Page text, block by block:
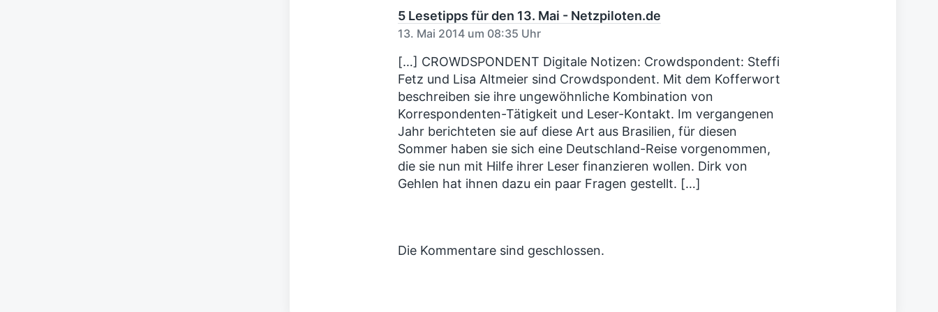
g
s
t
u
m
n
B
e
i
t
r
a
g
:
a
g
5 Lesetipps für den 13. Mai - Netzpiloten.de
13. Mai 2014 um 08:35 Uhr
[…] CROWDSPONDENT Digitale Notizen: Crowdspondent: Steffi
Fetz und Lisa Altmeier sind Crowdspondent. Mit dem Kofferwort
beschreiben sie ihre ungewöhnliche Kombination von
Korrespondenten-Tätigkeit und Leser-Kontakt. Im vergangenen
Jahr berichteten sie auf diese Art aus Brasilien, für diesen
Sommer haben sie sich eine Deutschland-Reise vorgenommen,
die sie nun mit Hilfe ihrer Leser finanzieren wollen. Dirk von
Gehlen hat ihnen dazu ein paar Fragen gestellt. […]
Die Kommentare sind geschlossen.